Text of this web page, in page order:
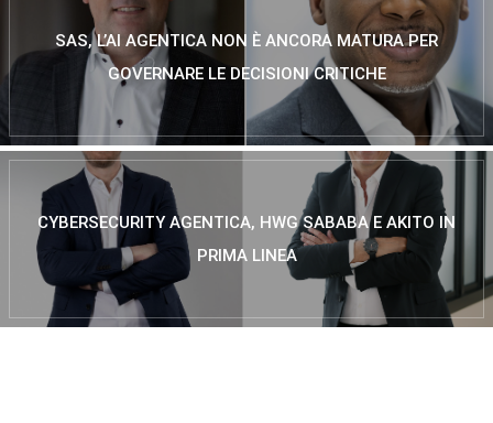
SAS, L’AI AGENTICA NON È ANCORA MATURA PER
GOVERNARE LE DECISIONI CRITICHE
CYBERSECURITY AGENTICA, HWG SABABA E AKITO IN
PRIMA LINEA